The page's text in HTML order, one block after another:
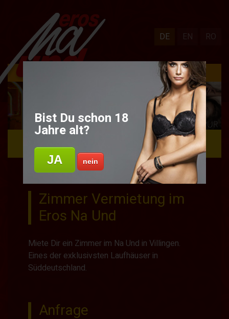
Bist Du schon 18
Jahre alt?
JA nein
DE EN RO
frei - Wir vermieten Zimmer
NAVIGATION
Zimmer Vermietung im
Eros Na Und
Miete Dir ein Zimmer im Na Und in Villingen.
Eines der exklusivsten Laufhäuser in
Süddeutschland.
Anfrage